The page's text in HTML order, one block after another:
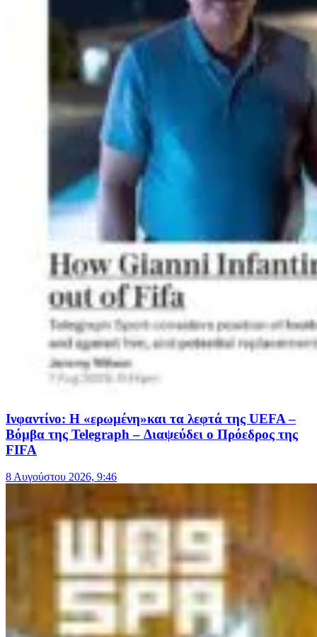
Ινφαντίνο: Η «ερωμένη»και τα λεφτά της UEFA –
Βόμβα της Telegraph – Διαψεύδει ο Πρόεδρος της
FIFA
8 Αυγούστου 2026, 9:46